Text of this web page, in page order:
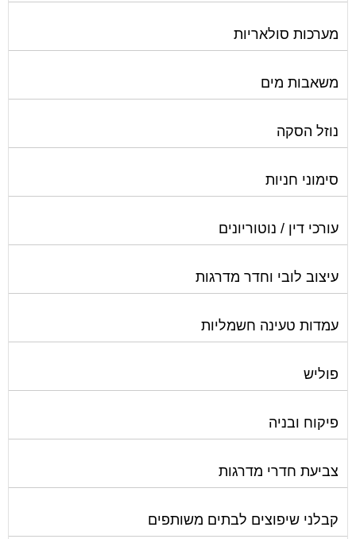
מערכות סולאריות
משאבות מים
נוזל הסקה
סימוני חניות
עורכי דין / נוטוריונים
עיצוב לובי וחדר מדרגות
עמדות טעינה חשמליות
פוליש
פיקוח ובניה
צביעת חדרי מדרגות
קבלני שיפוצים לבתים משותפים